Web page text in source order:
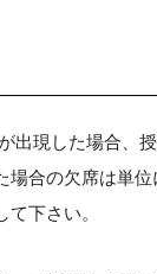
現した場合、授
合の欠席は単位
下さい。